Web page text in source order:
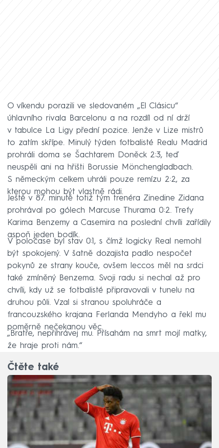
O víkendu porazili ve sledovaném „El Clásicu“
úhlavního rivala Barcelonu a na rozdíl od ní drží
v tabulce La Ligy přední pozice. Jenže v Lize mistrů
to zatím skřípe. Minulý týden fotbalisté Realu Madrid
prohráli doma se Šachtarem Doněck 2:3, teď
neuspěli ani na hřišti Borussie Mönchengladbach.
S německým celkem uhráli pouze remízu 2:2, za
kterou mohou být vlastně rádi.
Ještě v 87. minutě totiž tým trenéra Zinedine Zidana
prohrával po gólech Marcuse Thurama 0:2. Trefy
Karima Benzemy a Casemira na poslední chvíli zařídily
aspoň jeden bodík.
V poločase byl stav 0:1, s čímž logicky Real nemohl
být spokojený. V šatně dozajista padlo nespočet
pokynů ze strany kouče, ovšem leccos měl na srdci
také zmíněný Benzema. Svoji radu si nechal až pro
chvíli, kdy už se fotbalisté připravovali v tunelu na
druhou půli. Vzal si stranou spoluhráče a
francouzského krajana Ferlanda Mendyho a řekl mu
poměrně nečekanou věc.
„Bratře, nepřihrávej mu. Přísahám na smrt mojí matky,
že hraje proti nám.“
Čtěte také